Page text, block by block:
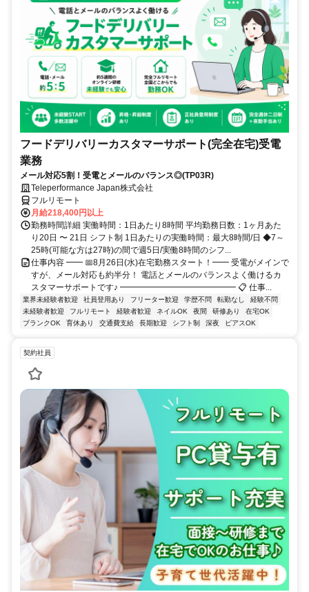
フードデリバリーカスタマーサポート(完全在宅)受電
業務
メール対応5割！受電とメールのバランス◎(TP03R)
Teleperformance Japan株式会社
フルリモート
月給218,400円以上
勤務時間詳細 実働時間：1日あたり8時間 平均勤務日数：1ヶ月あた
り20日 〜 21日 シフト制 1日あたりの実働時間：最大8時間/日 ◆7～
25時(可能な方は27時)の間で週5日/実働8時間のシフ...
仕事内容 ━━ 📅8月26日(水)在宅勤務スタート！━━ 受電がメインで
すが、メール対応も約半分！ 電話とメールのバランスよく働けるカ
スタマーサポートです♪ ━━━━━━━━━━━━━━ 📋 仕事...
業界未経験者歓迎 社員登用あり フリーター歓迎 学歴不問 転勤なし
経験不問
未経験者歓迎
フルリモート 経験者歓迎 ネイルOK 夜間 研修あり
在宅OK
ブランクOK
育休あり 交通費支給 長期歓迎 シフト制 深夜 ピアスOK
契約社員